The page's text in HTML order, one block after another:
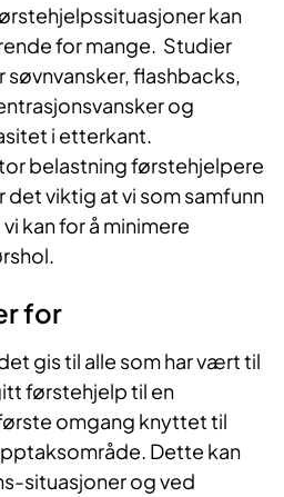
kan
for mange. Studier
flashbacks,
og
i etterkant.
belastning førstehjelpere
viktig at vi som samfunn
kan for å minimere
for
gis til alle som har vært til
førstehjelp til en
omgang knyttet til
Dette kan
situasjoner og ved